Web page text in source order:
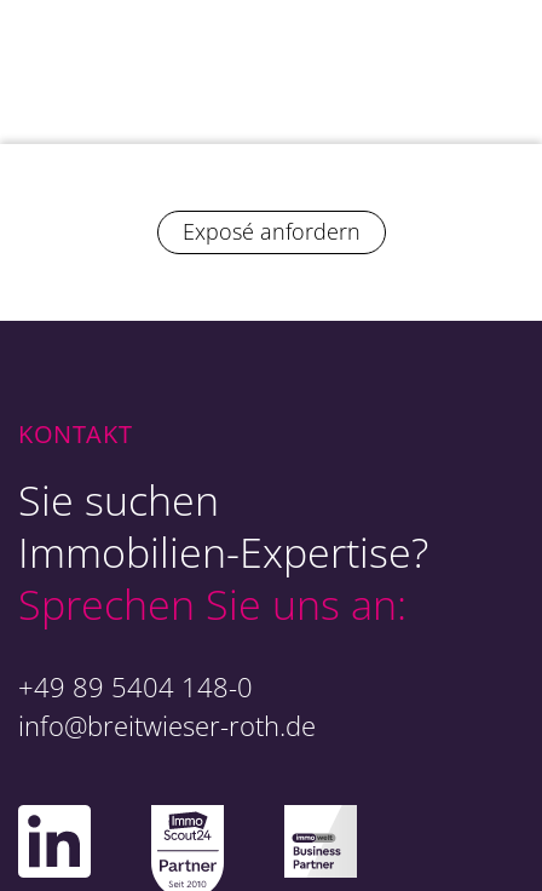
Exposé anfordern
KONTAKT
Sie suchen
Immobilien-Expertise?
Sprechen Sie uns an:
+49 89 5404 148-0
info@breitwieser-roth.de